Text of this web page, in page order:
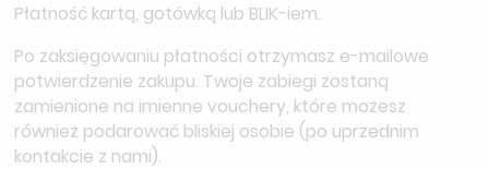
Płatność kartą, gotówką lub BLIK-iem.
Po zaksięgowaniu płatności otrzymasz e-mailowe
potwierdzenie zakupu. Twoje zabiegi zostaną
zamienione na imienne vouchery, które możesz
również podarować bliskiej osobie (po uprzednim
kontakcie z nami).